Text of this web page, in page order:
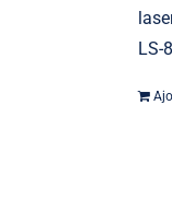
LS-